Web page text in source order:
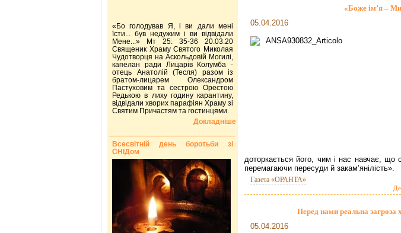
«Боже ім’я –
05.04.2016
доторкається його, чим і нас навчає, що
перемагаючи пересуди й закам’янілість».
Газета «ОРАНТА»
Перед нами реальна
05.04.2016
«Бо голодував Я, і ви дали мені
їсти... був недужим і ви відвідали
Мене...» Мт 25: 35-36 20.03.20
Священик Храму Святого Миколая
Чудотворця на Аскольдовій Могилі,
капелан ради Лицарів Колумба -
отець Анатолій (Тесля) разом із
братом-лицарем Олександром
Пастуховим та сестрою Орестою
Редькою в лиху годину карантину,
відвідали хворих парафіян Храму зі
Святим Причастям та гостинцями.
Докладніше
Всесвітній день боротьби зі
СНІДом